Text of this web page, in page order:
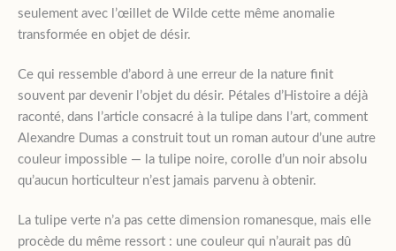
seulement avec l’œillet de Wilde cette même anomalie
transformée en objet de désir.
Ce qui ressemble d’abord à une erreur de la nature finit
souvent par devenir l’objet du désir. Pétales d’Histoire a déjà
raconté, dans l’article consacré à la tulipe dans l’art, comment
Alexandre Dumas a construit tout un roman autour d’une autre
couleur impossible — la tulipe noire, corolle d’un noir absolu
qu’aucun horticulteur n’est jamais parvenu à obtenir.
La tulipe verte n’a pas cette dimension romanesque, mais elle
procède du même ressort : une couleur qui n’aurait pas dû